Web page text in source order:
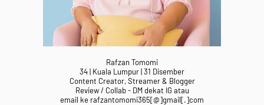
Rafzan Tomomi
34 | Kuala Lumpur | 31 Disember
Content Creator, Streamer & Blogger
Review / Collab - DM dekat IG atau
email ke rafzantomomi365[@]gmail[.]com